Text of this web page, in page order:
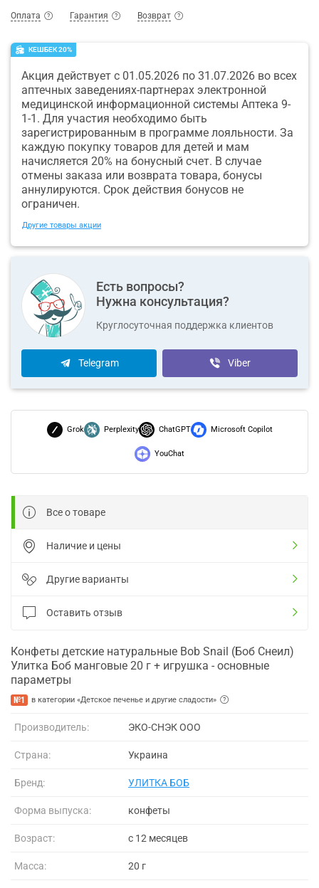
Оплата Гарантия Возврат
КЕШБЕК 20%
Акция действует с 01.05.2026 по 31.07.2026 во всех
аптечных заведениях-партнерах электронной
медицинской информационной системы Аптека 9-
1-1. Для участия необходимо быть
зарегистрированным в программе лояльности. За
каждую покупку товаров для детей и мам
начисляется 20% на бонусный счет. В случае
отмены заказа или возврата товара, бонусы
аннулируются. Срок действия бонусов не
ограничен.
Другие товары акции
Есть вопросы?
Нужна консультация?
Круглосуточная поддержка клиентов
Telegram Viber
Grok Perplexity ChatGPT Microsoft Copilot
YouChat
Все о товаре
Наличие и цены
Другие варианты
Оставить отзыв
Конфеты детские натуральные Bob Snail (Боб Снеил)
Улитка Боб манговые 20 г + игрушка - основные
параметры
№1 в категории «Детское печенье и другие сладости»
Производитель: ЭКО-СНЭК ООО
Страна: Украина
Бренд: УЛИТКА БОБ
Форма выпуска: конфеты
Возраст: с 12 месяцев
Масса: 20 г